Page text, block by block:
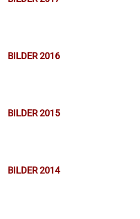
BILDER 2016
BILDER 2015
BILDER 2014